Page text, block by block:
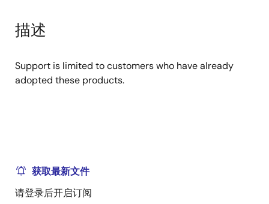
tree
menu
tree
menu
描述
Support is limited to customers who have already
adopted these products.
获取最新文件
请登录后开启订阅